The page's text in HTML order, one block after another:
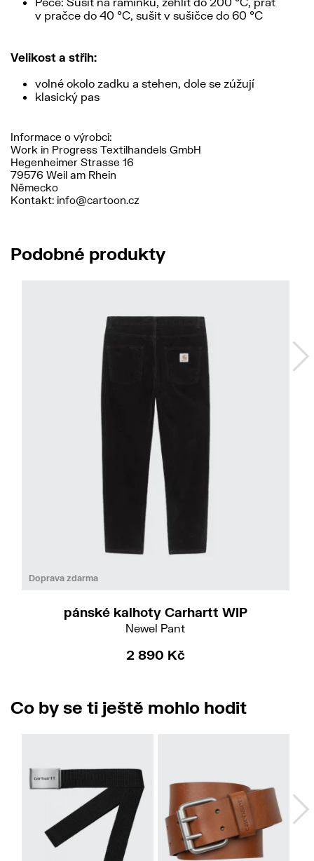
v pračce do 40 °C, sušit v sušičce do 60 °C
Velikost a střih:
volné okolo zadku a stehen, dole se zúžují
klasický pas
Informace o výrobci:
Work in Progress Textilhandels GmbH
Hegenheimer Strasse 16
79576 Weil am Rhein
Německo
Kontakt: info@cartoon.cz
Podobné produkty
Doprava zdarma
pánské kalhoty Carhartt WIP
Newel Pant
2 890 Kč
Co by se ti ještě mohlo hodit